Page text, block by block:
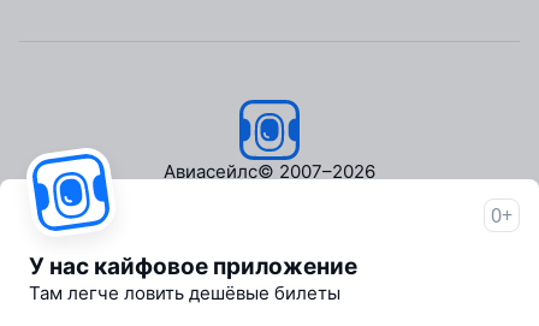
Авиасейлс© 2007–2026
Пресс‑центр
Travelpayouts
Партнёрская программа
0+
У нас кайфовое приложение
Там легче ловить дешёвые билеты